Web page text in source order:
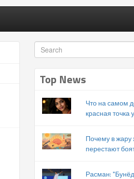
Top News
Что на самом
красная
Почему в жару
перестают
Расман: